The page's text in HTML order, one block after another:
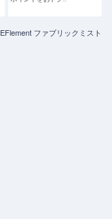
EFlement ファブリックミスト